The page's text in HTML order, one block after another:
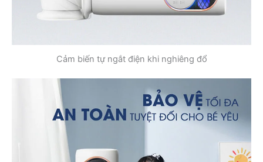
Cảm biến tự ngắt điện khi nghiêng đổ